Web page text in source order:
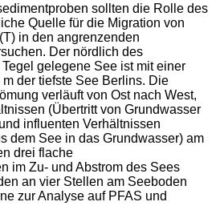
sollten die Rolle des
Quelle für die Migration von
in den angrenzenden
Der nördlich des
gelegene See ist mit einer
der tiefste See Berlins. Die
verläuft von Ost nach West,
(Übertritt von Grundwasser
influenten Verhältnissen
dem See in das Grundwasser) am
drei flache
im Zu- und Abstrom des Sees
an vier Stellen am Seeboden
zur Analyse auf PFAS und